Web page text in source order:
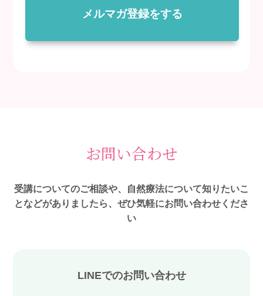
メルマガ登録をする
お問い合わせ
受講についてのご相談や、自然療法について知りたいこ
となどがありましたら、ぜひ気軽にお問い合わせくださ
い
LINEでのお問い合わせ